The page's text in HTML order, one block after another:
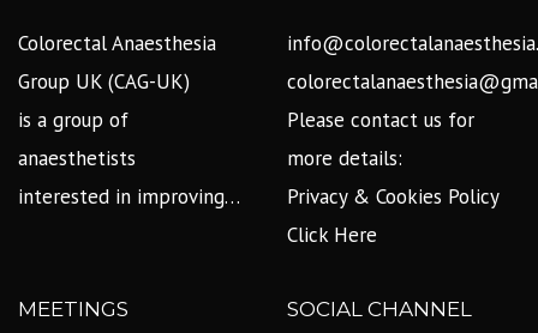
Colorectal Anaesthesia
Group UK (CAG-UK)
is a group of
anaesthetists
interested in improving…
Please contact us for
more details:
Privacy & Cookies Policy
Click Here
MEETINGS SOCIAL CHANNEL